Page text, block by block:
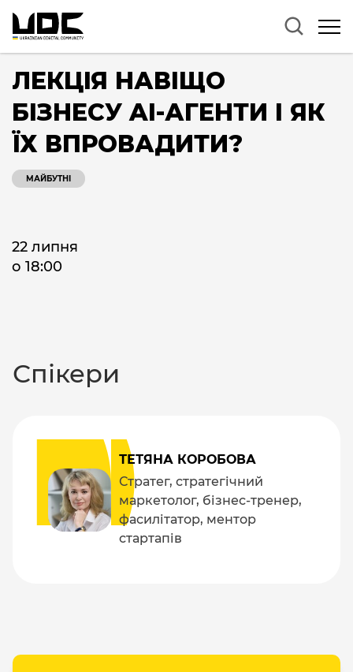
ЛЕКЦІЯ НАВІЩО
БІЗНЕСУ AI-АГЕНТИ І ЯК
ЇХ ВПРОВАДИТИ?
МАЙБУТНІ
22 липня
о 18:00
Спікери
ТЕТЯНА КОРОБОВА
Стратег, стратегічний
маркетолог, бізнес-тренер,
фасилітатор, ментор
стартапів